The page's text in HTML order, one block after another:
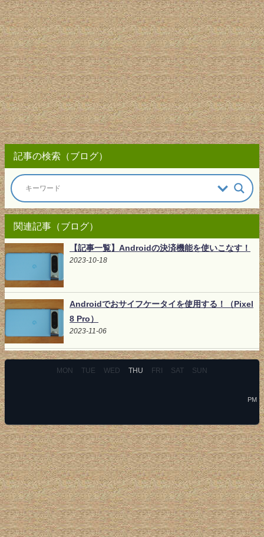
記事の検索（ブログ）
関連記事（ブログ）
【記事一覧】Androidの決済機能を使いこなす！
2023-10-18
Androidでおサイフケータイを使用する！（Pixel
8 Pro）
2023-11-06
MON TUE WED THU FRI SAT SUN
PM